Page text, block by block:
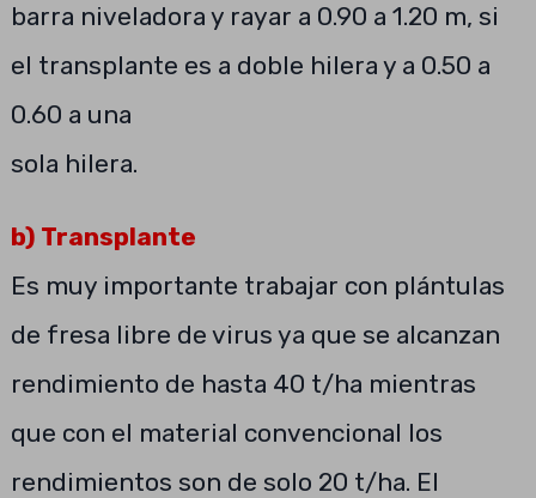
barra niveladora y rayar a 0.90 a 1.20 m, si
el transplante es a doble hilera y a 0.50 a
0.60 a una
sola hilera.
b) Transplante
Es muy importante trabajar con plántulas
de fresa libre de virus ya que se alcanzan
rendimiento de hasta 40 t/ha mientras
que con el material convencional los
rendimientos son de solo 20 t/ha. El